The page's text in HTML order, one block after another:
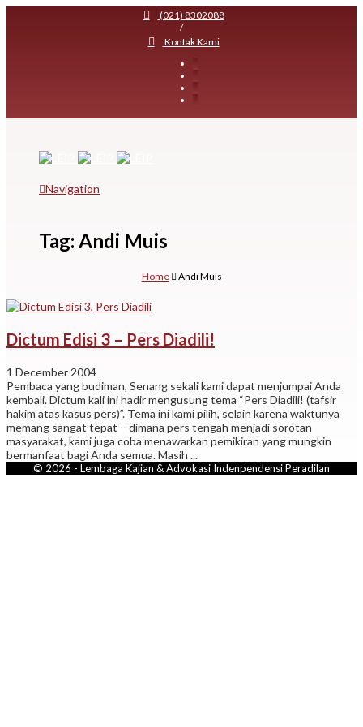
(021) 8302088
/
Kontak Kami
Navigation
Tag: Andi Muis
Home Andi Muis
Dictum Edisi 3 – Pers Diadili!
1 December 2004
Pembaca yang budiman, Senang sekali kami dapat menjumpai Anda
kembali. Dictum kali ini hadir mengusung tema “Pers Diadili! (tafsir
hakim atas kasus pers)”. Tema ini kami pilih, selain karena waktunya
memang sangat tepat – dimana pers tengah menjadi sorotan
masyarakat, kami juga coba menawarkan pemikiran yang mungkin
bermanfaat bagi Anda semua. Masih ...
© 2026 - Lembaga Kajian & Advokasi Indenpendensi Peradilan